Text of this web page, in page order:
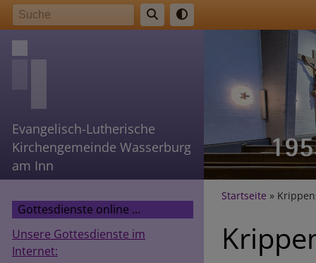
Direkt
zum
Inhalt
Evangelisch-Lutherische
Kirchengemeinde Wasserburg
am Inn
Gottesdienste online ...
Unsere Gottesdienste im
Internet:
Startseite